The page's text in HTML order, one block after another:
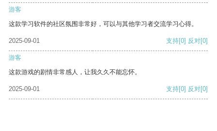
游客
这款学习软件的社区氛围非常好，可以与其他学习者交流学习心得。
2025-09-01 支持[0] 反对[0]
游客
这款游戏的剧情非常感人，让我久久不能忘怀。
2025-09-01 支持[0] 反对[0]